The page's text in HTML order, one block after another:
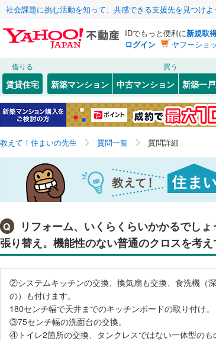
社会課題に挑む活動を知って、共感できる支援先を見つけよ
IDでもっと便利に新規取
ログイン
ヤフーショ
借りる
賃貸住宅
買う
新築マンション 中古マンション 新築一
教えて！住まいの先生 質問一覧 質問詳細
Q
リフォーム、いくらくらいかかるでし
張り替え。機能性のない普通のクロスを考え
②システムキッチンの交換、換気扇も交換、食洗機（
の）も付けます。
180センチ幅で天井までのキッチンボードの取り付け。
③75センチ幅の洗面台の交換。
④トイレ2箇所の交換、タンクレスではない一体型のも